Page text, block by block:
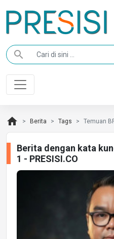
search
home Berita Tags Temuan
Berita dengan kata
1 - PRESISI.CO